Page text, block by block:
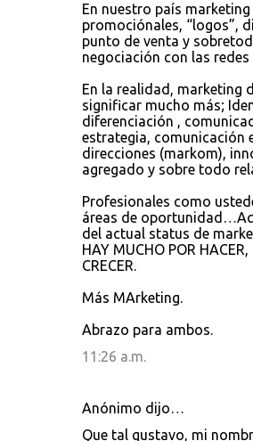
En nuestro país
promociónales, “logos”,
punto de venta y
negociación con las
En la realidad, marketing
significar mucho más;
diferenciación ,
estrategia, comunicación
direcciones (markom),
agregado y sobre todo
Profesionales como
áreas de
del actual status de
HAY MUCHO POR
CRECER.
Más MArketing.
Abrazo para ambos.
11:26 a.m.
Anónimo dijo…
Que tal gustavo, mi